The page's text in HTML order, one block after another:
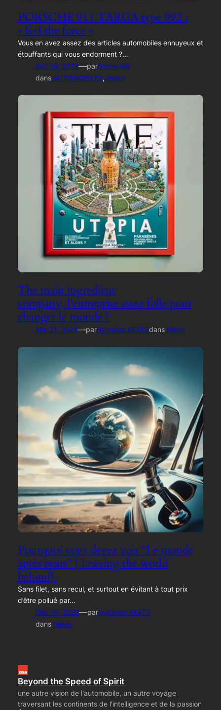
PORSCHE 911 TARGA type 992 :
« feel the force »
Vous en avez assez des articles automobiles ennuyeux et
étouffants qui vous endorment ?…
Déc 16, 2022—parBonneville
dans AUTOMOBILES, News
The main ingredient
company, l’entreprise assez folle pour
changer le monde ?
Mar 21, 2024—parHyperion KEATSdans News
Pourquoi vous devez voir “Le monde
après nous” ( Leaving the world
behind).
Sans filet, sans recul, et surtout en évitant à tout prix
d’être pollué par…
Déc 10, 2023—parHyperion KEATS
dans News
Beyond the Speed of Spirit
une autre vision de l'automobile, un autre voyage
traversant les continents de l'intelligence et de la passion